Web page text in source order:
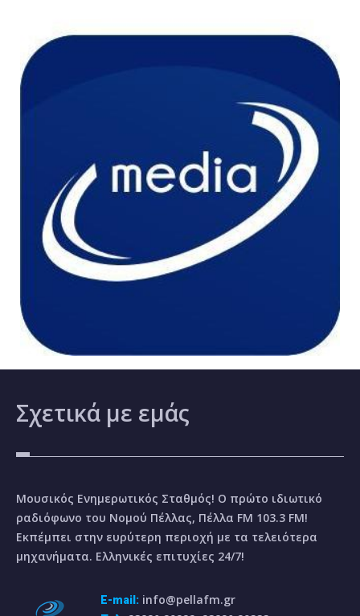
Σχετικά με εμάς
Μουσικός Ενημερωτικός Σταθμός! Ο πρώτο ιδιωτικό
ραδιόφωνο του Νομού Πέλλας, Πέλλα FM 103.3 FM!
Εκπέμπει στην ευρύτερη περιοχή με τα τελειότερα
μηχανήματα. Ελληνικές επιτυχίες 24/7!
E-mail: info@pellafm.gr